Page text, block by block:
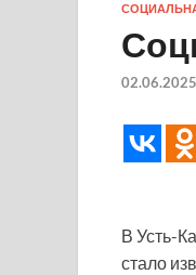
02.06.2025
В Усть-
стало